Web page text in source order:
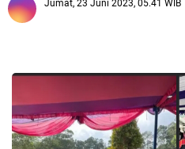
Jumat, 23 Juni 2023, 05.41 WIB